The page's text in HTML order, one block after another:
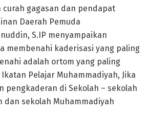
curah gagasan dan pendapat
Daerah Pemuda
S.IP menyampaikan
membenahi kaderisasi yang paling
adalah ortom yang paling
Pelajar Muhammadiyah, Jika
pengkaderan di Sekolah – sekolah
dan sekolah Muhammadiyah